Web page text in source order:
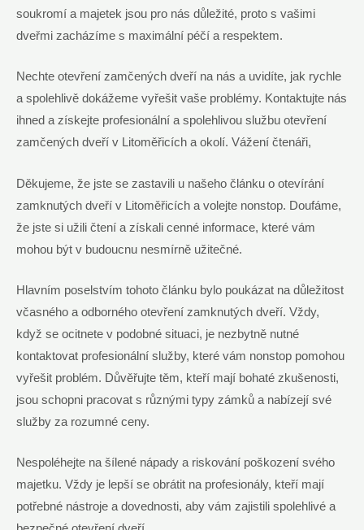
soukromí a majetek jsou pro nás důležité, proto s vašimi
dveřmi zacházíme s maximální péčí a respektem.
Nechte otevření zamčených dveří na nás a uvidíte, jak rychle
a spolehlivě dokážeme vyřešit vaše problémy. Kontaktujte nás
ihned a získejte profesionální a spolehlivou službu otevření
zamčených dveří v Litoměřicích a okolí. Vážení čtenáři,
Děkujeme, že jste se zastavili u našeho článku o otevírání
zamknutých dveří v Litoměřicích a volejte nonstop. Doufáme,
že jste si užili čtení a získali cenné informace, které vám
mohou být v budoucnu nesmírně užitečné.
Hlavním poselstvím tohoto článku bylo poukázat na důležitost
včasného a odborného otevření zamknutých dveří. Vždy,
když se ocitnete v podobné situaci, je nezbytně nutné
kontaktovat profesionální služby, které vám nonstop pomohou
vyřešit problém. Důvěřujte těm, kteří mají bohaté zkušenosti,
jsou schopni pracovat s různými typy zámků a nabízejí své
služby za rozumné ceny.
Nespoléhejte na šílené nápady a riskování poškození svého
majetku. Vždy je lepší se obrátit na profesionály, kteří mají
potřebné nástroje a dovednosti, aby vám zajistili spolehlivé a